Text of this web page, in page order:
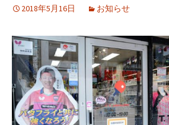
2018年5月16日 お知らせ